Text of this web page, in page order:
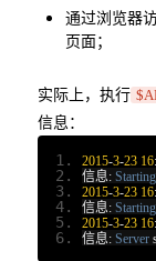
通过浏览器访
页面；
实际上，执行
信息：
2015-3-23 16:
信息: Starting
2015-3-23 16:
信息: Starting
2015-3-23 16:
信息: Server